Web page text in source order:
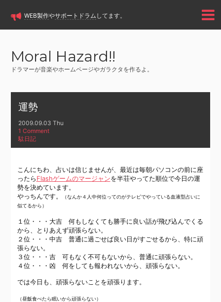
WEB製作やサポートドラム してます。
Moral Hazard!!
ドラマーが音楽やホームページやガラクタを作るよ。
運勢
2009.09.03 Thu
1 Comment
駄日記
こんにちわ、占いは信じませんが、最近は毎朝パソコンの前に座
ったらFlashゲームのマージャンを半荘やってた順位で今日の運
勢を決めています。
やっちんです。
（なんか４人中何位ってのがテレビでやっている血液型占いに
似てるから）
１位・・・大吉 何もしなくても勝手に良い話が飛び込んでくる
から、とりあえず頑張らない。
２位・・・中吉 普通に過ごせば良い日がすごせるから、特に頑
張らない。
３位・・・吉 可もなく不可もないから、普通に頑張らない。
４位・・・凶 何をしても報われないから、頑張らない。
では今日も、頑張らないことを頑張ります。
（昼飯食べたら眠いから頑張らない）